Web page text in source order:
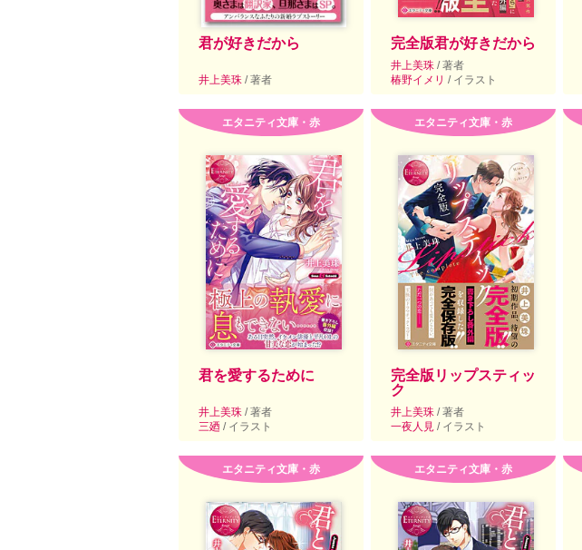
君が好きだから
井上美珠 / 著者
完全版君が好きだから
井上美珠 / 著者
椿野イメリ / イラスト
エタニティ文庫・赤
君を愛するために
井上美珠 / 著者
三廼 / イラスト
エタニティ文庫・赤
完全版リップスティッ
ク
井上美珠 / 著者
一夜人見 / イラスト
エタニティ文庫・赤 エタニティ文庫・赤